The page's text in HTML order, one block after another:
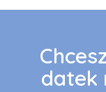
datek